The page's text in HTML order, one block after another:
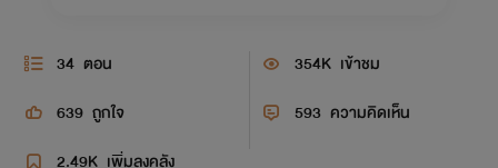
34 ตอน 354K เข้าชม
639 ถูกใจ 593 ความคิดเห็น
2.49K เพิ่มลงคลัง